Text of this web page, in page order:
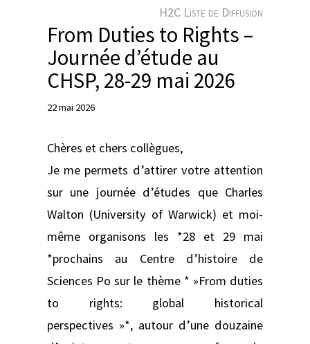
H2C Liste de Diffusion
From Duties to Rights –
Journée d’étude au
CHSP, 28-29 mai 2026
22 mai 2026
Chères et chers collègues,
Je me permets d’attirer votre attention
sur une journée d’études que Charles
Walton (University of Warwick) et moi-
même organisons les *28 et 29 mai
*prochains au Centre d’histoire de
Sciences Po sur le thème * »From duties
to rights: global historical
perspectives »*, autour d’une douzaine